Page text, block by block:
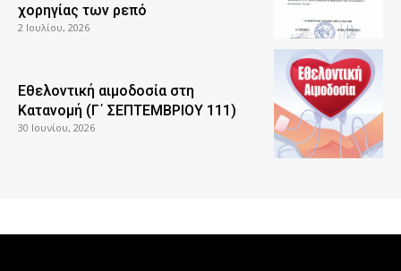
χορηγίας των ρεπό
2 Ιουλίου, 2026
Εθελοντική αιμοδοσία στη
Κατανομή (Γ΄ ΣΕΠΤΕΜΒΡΙΟΥ 111)
30 Ιουνίου, 2026